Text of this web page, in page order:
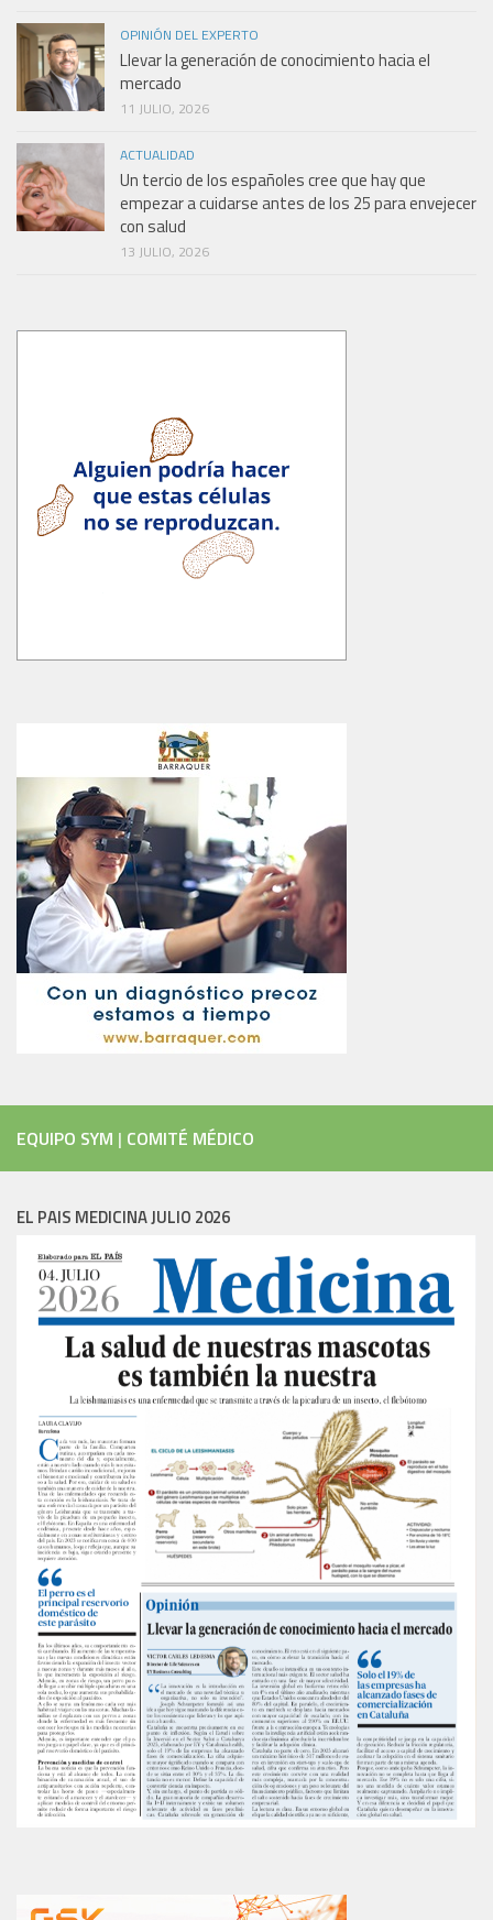
OPINIÓN DEL EXPERTO
Llevar la generación de conocimiento hacia el
mercado
11 JULIO, 2026
ACTUALIDAD
Un tercio de los españoles cree que hay que
empezar a cuidarse antes de los 25 para envejecer
con salud
13 JULIO, 2026
EQUIPO SYM | COMITÉ MÉDICO
EL PAIS MEDICINA JULIO 2026